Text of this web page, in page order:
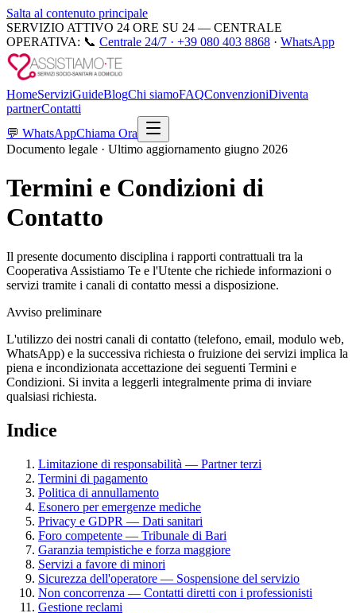
Salta al contenuto principale
SERVIZIO ATTIVO 24 ORE SU 24 — CENTRALE
OPERATIVA: 📞 Centrale 24/7 · +39 080 403 8868 · WhatsApp
HomeServiziGuideBlogChi siamoFAQConvenzioniDiventa
partnerContatti
💬 WhatsAppChiama Ora
Documento legale · Ultimo aggiornamento giugno 2026
Termini e Condizioni di
Contatto
Il presente documento disciplina i rapporti contrattuali tra la
Cooperativa Assistiamo Te e l'Utente che richiede informazioni o
servizi tramite i canali di contatto messi a disposizione.
Avviso preliminare
L'utilizzo dei nostri canali di contatto (telefono, email, modulo web,
WhatsApp) e la successiva richiesta o fruizione dei servizi implica la
piena e incondizionata accettazione dei seguenti Termini e
Condizioni. Si invita a leggerli integralmente prima di inviare
qualsiasi richiesta.
Indice
Limitazione di responsabilità — Partner terzi
Termini di pagamento
Politica di annullamento
Esonero per emergenze mediche
Privacy e GDPR — Dati sanitari
Foro competente — Tribunale di Bari
Garanzia tempistiche e forza maggiore
Servizi a favore di minori
Sicurezza dell'operatore — Sospensione del servizio
Non concorrenza — Contatti diretti con i professionisti
Gestione reclami